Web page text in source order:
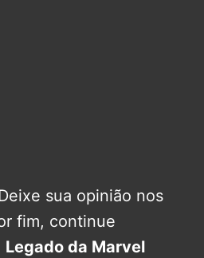
sua opinião nos
fim, continue
Legado da Marvel